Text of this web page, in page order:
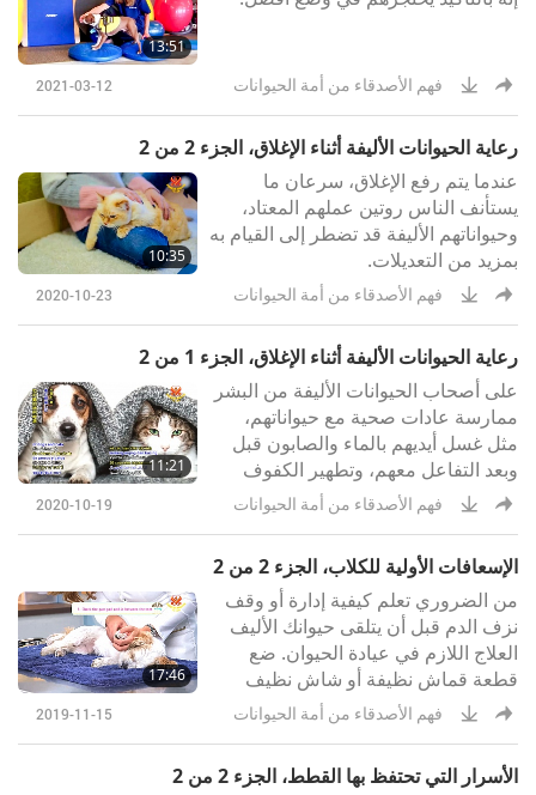
13:51
2021-03-12 فهم الأصدقاء من أمة الحيوانات
رعاية الحيوانات الأليفة أثناء الإغلاق، الجزء 2 من 2
10:35
عندما يتم رفع الإغلاق، سرعان ما
يستأنف الناس روتين عملهم المعتاد،
وحيواناتهم الأليفة قد تضطر إلى القيام به
بمزيد من التعديلات.
2020-10-23 فهم الأصدقاء من أمة الحيوانات
رعاية الحيوانات الأليفة أثناء الإغلاق، الجزء 1 من 2
11:21
على أصحاب الحيوانات الأليفة من البشر
ممارسة عادات صحية مع حيواناتهم،
مثل غسل أيديهم بالماء والصابون قبل
وبعد التفاعل معهم، وتطهير الكفوف
بمسحها بقطعة قماش ناعمة ومزيج من
الخل والماء قبل الدخول.
2020-10-19 فهم الأصدقاء من أمة الحيوانات
الإسعافات الأولية للكلاب، الجزء 2 من 2
17:46
من الضروري تعلم كيفية إدارة أو وقف
نزف الدم قبل أن يتلقى حيوانك الأليف
العلاج اللازم في عيادة الحيوان. ضع
قطعة قماش نظيفة أو شاش نظيف
فوق الجرح مباشرة واضغط، اضغط
بلطف، واسمح للدم بالتخثر.
2019-11-15 فهم الأصدقاء من أمة الحيوانات
الأسرار التي تحتفظ بها القطط، الجزء 2 من 2‏